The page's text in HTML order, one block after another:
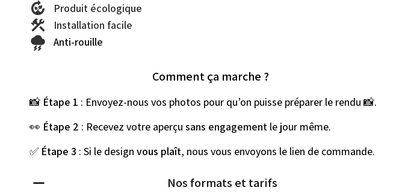
Produit écologique
Installation facile
Anti-rouille
Comment ça marche ?
📸 Étape 1 : Envoyez-nous vos photos pour qu’on puisse préparer le rendu 📸.
👀 Étape 2 : Recevez votre aperçu sans engagement le jour même.
✅ Étape 3 : Si le design vous plaît, nous vous envoyons le lien de commande.
Nos formats et tarifs